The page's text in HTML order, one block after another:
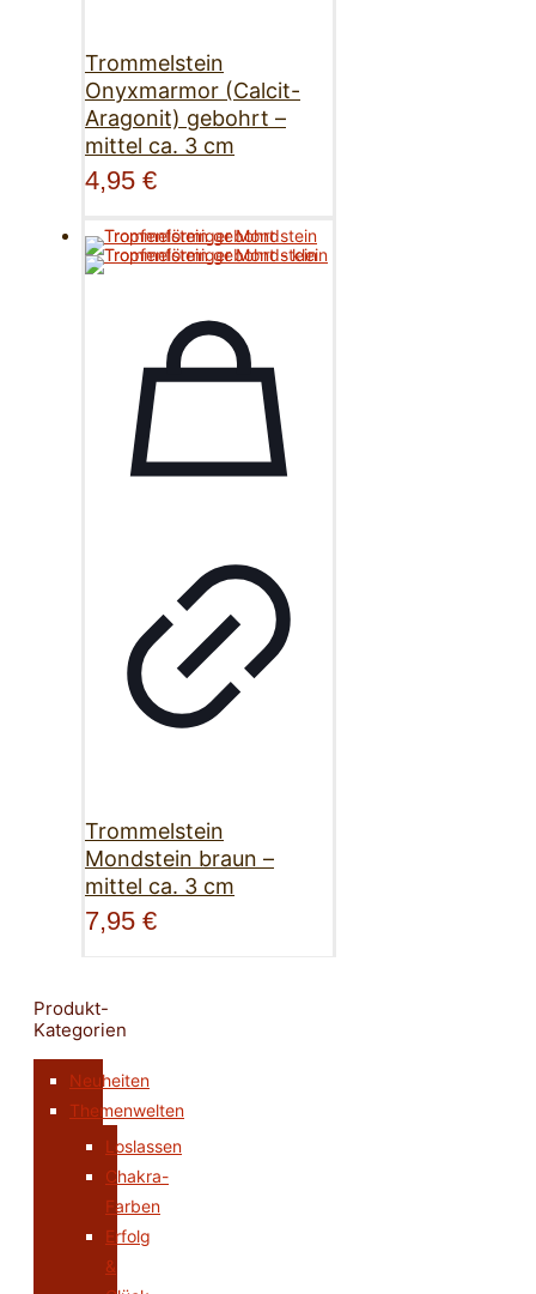
Trommelstein
Onyxmarmor (Calcit-
Aragonit) gebohrt –
mittel ca. 3 cm
4,95 €
Trommelstein
Mondstein braun –
mittel ca. 3 cm
7,95 €
Produkt-
Kategorien
Neuheiten
Themenwelten
Loslassen
Chakra-
Farben
Erfolg
&